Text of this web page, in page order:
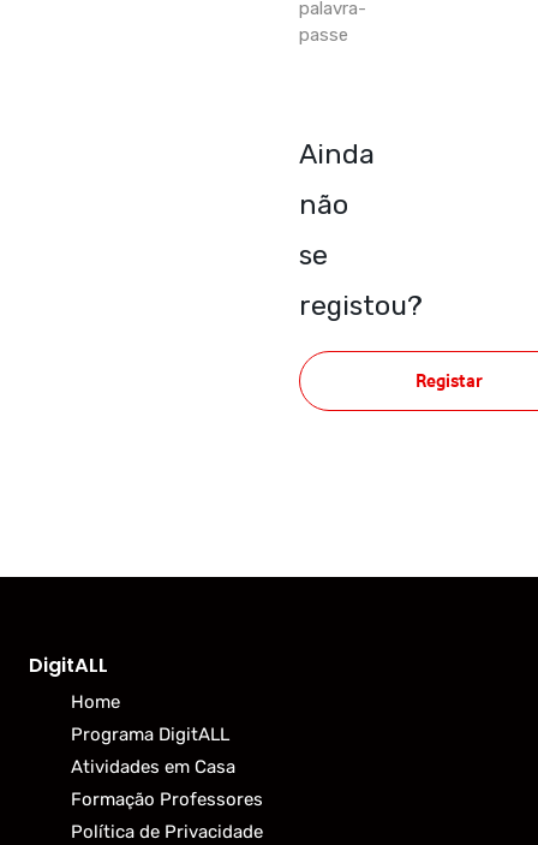
palavra-
passe
Ainda
não
se
registou?
Registar
DigitALL
Home
Programa DigitALL
Atividades em Casa
Formação Professores
Política de Privacidade